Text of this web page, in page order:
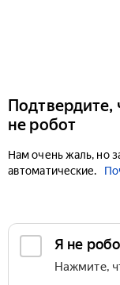
Подтвердите,
не робот
Нам очень жаль, но
автоматические.